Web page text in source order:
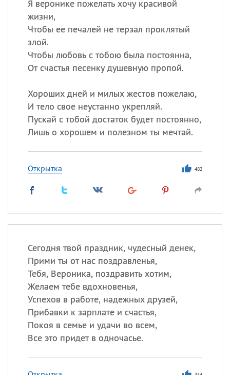
Я веронике пожелать хочу красивой
жизни,
Чтобы ее печалей не терзал проклятый
злой.
Чтобы любовь с тобою была постоянна,
От счастья песенку душевную пропой.
Хороших дней и милых жестов пожелаю,
И тело свое неустанно укрепляй.
Пускай с тобой достаток будет постоянно,
Лишь о хорошем и полезном ты мечтай.
Открытка 482
Сегодня твой праздник, чудесный денек,
Прими ты от нас поздравленья,
Тебя, Вероника, поздравить хотим,
Желаем тебе вдохновенья,
Успехов в работе, надежных друзей,
Прибавки к зарплате и счастья,
Покоя в семье и удачи во всем,
Все это придет в одночасье.